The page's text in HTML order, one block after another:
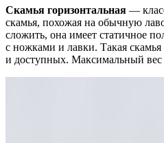
Скамья горизонтальная —
скамья, похожая на обычную
сложить, она имеет статичное
с ножками и лавки. Такая
и доступных. Максимальный вес